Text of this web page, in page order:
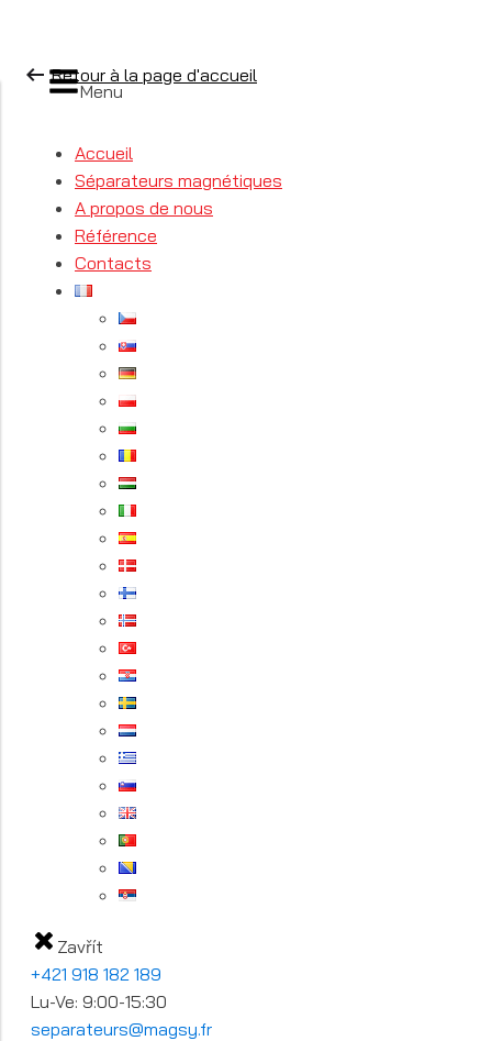
Menu
Accueil
Séparateurs magnétiques
A propos de nous
Référence
Contacts
Zavřít
+421 918 182 189
Lu-Ve: 9:00-15:30
separateurs@magsy.fr
Retour à la page d'accueil